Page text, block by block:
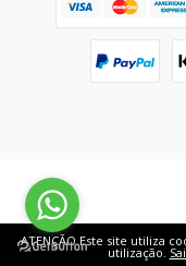
ATENÇÃO Este site utiliza
utilização.